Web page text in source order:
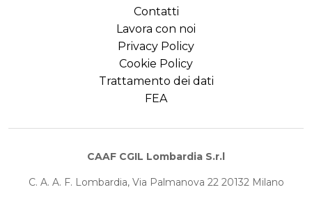
Contatti
Lavora con noi
Privacy Policy
Cookie Policy
Trattamento dei dati
FEA
CAAF CGIL Lombardia S.r.l
C. A. A. F. Lombardia, Via Palmanova 22 20132 Milano